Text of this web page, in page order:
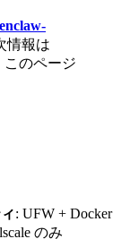
情報は
このページ
: UFW + Docker
のみ